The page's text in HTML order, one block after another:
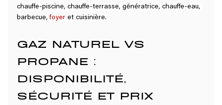
chauffe-piscine, chauffe-terrasse, génératrice, chauffe-eau,
barbecue, foyer et cuisinière.
GAZ NATUREL VS
PROPANE :
DISPONIBILITÉ,
SÉCURITÉ ET PRIX